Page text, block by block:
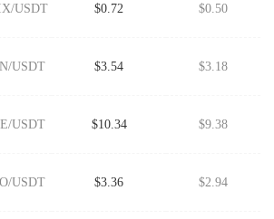
USDT $0.72 $0.50
USDT $3.54 $3.18
USDT $10.34 $9.38
USDT $3.36 $2.94